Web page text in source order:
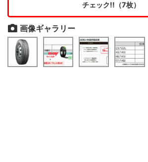
チェック!!（7枚）
画像ギャラリー